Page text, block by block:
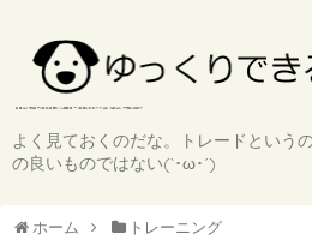
よく見ておくのだな。トレードという
の良いものではない(`･ω･´)
ホーム トレーニング